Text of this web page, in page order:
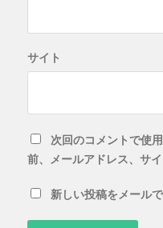
サイト
次回のコメントで使
前、メールアドレス、サイ
新しい投稿をメール